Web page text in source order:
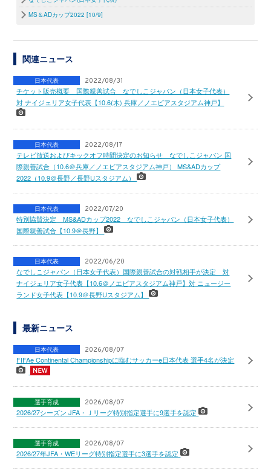
MS＆ADカップ2022 [10/9]
関連ニュース
日本代表 2022/08/31
チケット販売概要 国際親善試合 なでしこジャパン（日本女子代表）
対 ナイジェリア女子代表【10.6(木) 兵庫／ノエビアスタジアム神戸】
日本代表 2022/08/17
テレビ放送およびキックオフ時間決定のお知らせ なでしこジャパン 国
際親善試合（10.6＠兵庫／ノエビアスタジアム神戸） MS&ADカップ
2022（10.9＠長野／長野Uスタジアム）
日本代表 2022/07/20
特別協賛決定 MS&ADカップ2022 なでしこジャパン（日本女子代表）
国際親善試合【10.9＠長野】
日本代表 2022/06/20
なでしこジャパン（日本女子代表）国際親善試合の対戦相手が決定 対
ナイジェリア女子代表【10.6＠ノエビアスタジアム神戸】対 ニュージー
ランド女子代表【10.9＠長野Uスタジアム】
最新ニュース
日本代表 2026/08/07
FIFAe Continental Championshipに臨むサッカーe日本代表 選手4名が決定
選手育成 2026/08/07
2026/27シーズン JFA・Ｊリーグ特別指定選手に9選手を認定
選手育成 2026/08/07
2026/27年JFA・WEリーグ特別指定選手に3選手を認定